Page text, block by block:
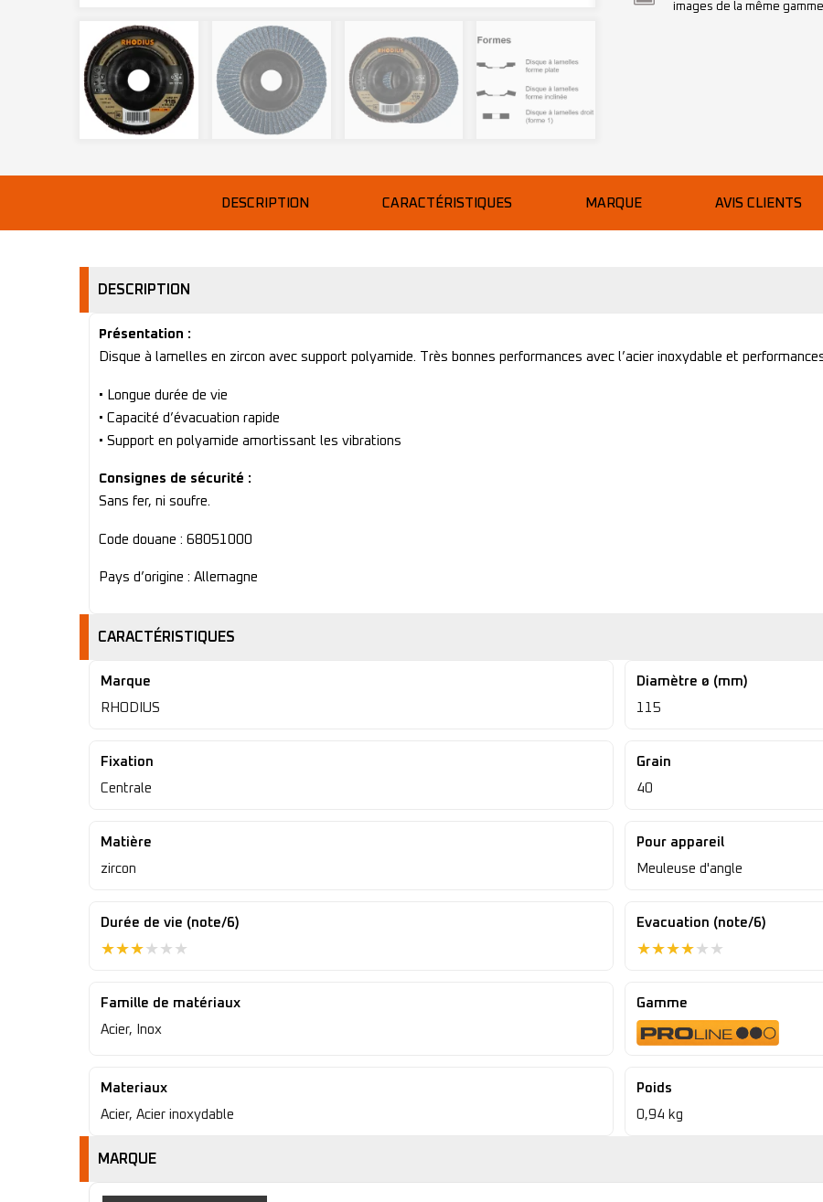
images de la même gamme
DESCRIPTION CARACTÉRISTIQUES MARQUE AVIS CLIENTS
DESCRIPTION
Présentation :
Disque à lamelles en zircon avec support polyamide. Très bonnes performances avec l’acier inoxydable et
• Longue durée de vie
• Capacité d’évacuation rapide
• Support en polyamide amortissant les vibrations
Consignes de sécurité :
Sans fer, ni soufre.
Code douane : 68051000
Pays d’origine : Allemagne
CARACTÉRISTIQUES
Marque
RHODIUS
Diamètre ø (mm)
115
Fixation
Centrale
Grain
40
Matière
zircon
Pour appareil
Meuleuse d'angle
Durée de vie (note/6)
★★★★ ★ ★
Evacuation (note/6)
★★★★★ ★
Famille de matériaux
Acier, Inox
Gamme
Materiaux
Acier, Acier inoxydable
Poids
0,94 kg
MARQUE